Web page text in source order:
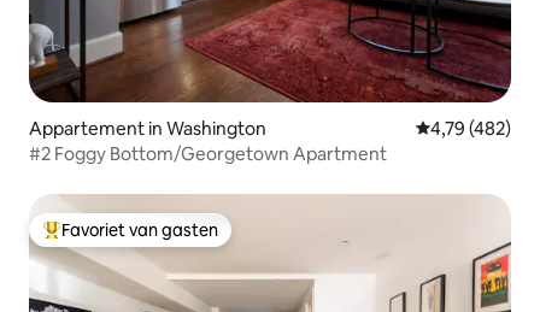
Appartement in Washington Gemiddelde
4,79 (482)
#2 Foggy Bottom/Georgetown Apartment
Topfavoriet van gasten
Favoriet van gasten